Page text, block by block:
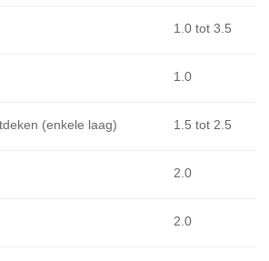
1.0 tot 3.5
1.0
(enkele laag) 1.5 tot 2.5
2.0
2.0